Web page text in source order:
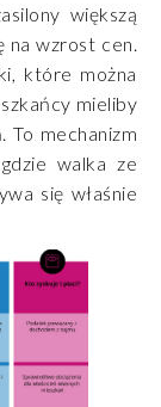
większą
na wzrost cen.
które można
mieliby
To mechanizm
walka ze
się właśnie